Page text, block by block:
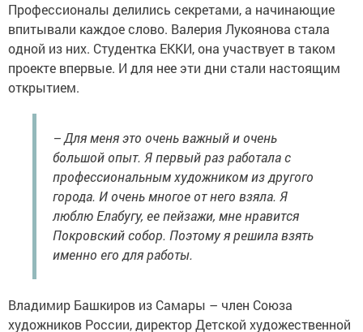
Профессионалы делились секретами, а начинающие
впитывали каждое слово. Валерия Лукоянова стала
одной из них. Студентка ЕККИ, она участвует в таком
проекте впервые. И для нее эти дни стали настоящим
открытием.
– Для меня это очень важный и очень
большой опыт. Я первый раз работала с
профессиональным художником из другого
города. И очень многое от него взяла. Я
люблю Елабугу, ее пейзажи, мне нравится
Покровский собор. Поэтому я решила взять
именно его для работы.
Владимир Башкиров из Самары – член Союза
художников России, директор Детской художественной